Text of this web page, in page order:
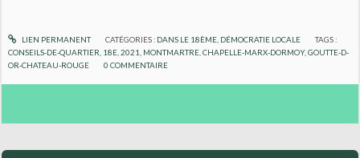
LIEN PERMANENT CATÉGORIES : DANS LE 18ÈME, DÉMOCRATIE LOCALE
TAGS :
CONSEILS-DE-QUARTIER 18E ,2021 MONTMARTRE ,CHAPELLE-MARX-DORMOY,GOUTTE-D-
OR-CHATEAU-ROUGE
0 COMMENTAIRE